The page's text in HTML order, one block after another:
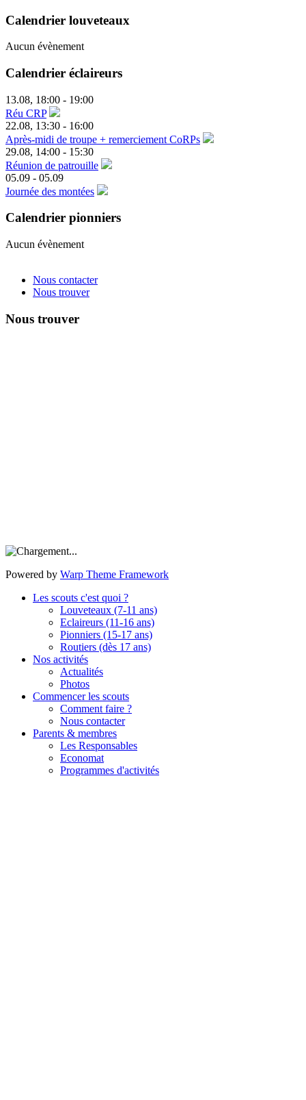
Calendrier louveteaux
Aucun évènement
Calendrier éclaireurs
13.08, 18:00 - 19:00
Réu CRP
22.08, 13:30 - 16:00
Après-midi de troupe + remerciement CoRPs
29.08, 14:00 - 15:30
Réunion de patrouille
05.09 - 05.09
Journée des montées
Calendrier pionniers
Aucun évènement
Nous contacter
Nous trouver
Nous trouver
Powered by Warp Theme Framework
Les scouts c'est quoi ?
Louveteaux (7-11 ans)
Eclaireurs (11-16 ans)
Pionniers (15-17 ans)
Routiers (dès 17 ans)
Nos activités
Actualités
Photos
Commencer les scouts
Comment faire ?
Nous contacter
Parents & membres
Les Responsables
Economat
Programmes d'activités